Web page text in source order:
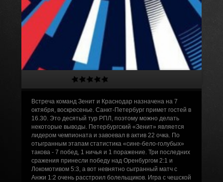
Встреча команд Зенит и Краснодар назначена на 7
октября, воскресенье. Санкт-Петербург примет гостей в
16.30. Это десятый тур РПЛ, поэтому можно делать
некоторые выводы. Петербургский «Зенит» является
лидером чемпионата и завоевал в актив 22 очка. По
отыгранным этапам статистика «сине-бело-голубых»
такова - 7 побед, 1 ничья и 1 поражение. Три последних
сражения принесли победу над Оренбургом 2:1 и
Локомотивом 5:3, а вот невнятно сыгранный матч с
Анжи 1:2 очень расстроил болельщиков. Игра с чешской